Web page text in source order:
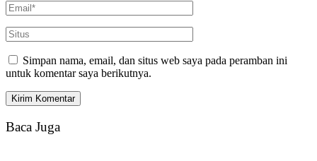
Simpan nama, email, dan situs web saya pada peramban ini
untuk komentar saya berikutnya.
Baca Juga